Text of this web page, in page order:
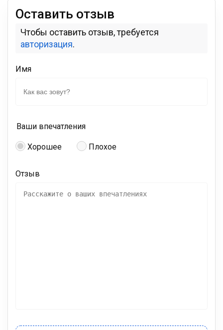
Оставить отзыв
Чтобы оставить отзыв, требуется
авторизация.
Имя
Ваши впечатления
Хорошее Плохое
Отзыв